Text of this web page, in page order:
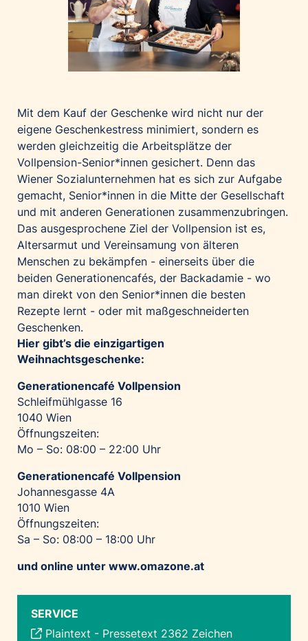
Mit dem Kauf der Geschenke wird nicht nur der
eigene Geschenkestress minimiert, sondern es
werden gleichzeitig die Arbeitsplätze der
Vollpension-Senior*innen gesichert. Denn das
Wiener Sozialunternehmen hat es sich zur Aufgabe
gemacht, Senior*innen in die Mitte der Gesellschaft
und mit anderen Generationen zusammenzubringen.
Das ausgesprochene Ziel der Vollpension ist es,
Altersarmut und Vereinsamung von älteren
Menschen zu bekämpfen - einerseits über die
beiden Generationencafés, der Backadamie - wo
man direkt von den Senior*innen die besten
Rezepte lernt - oder mit maßgeschneiderten
Geschenken.
Hier gibt’s die einzigartigen
Weihnachtsgeschenke:
Generationencafé Vollpension
Schleifmühlgasse 16
1040 Wien
Öffnungszeiten:
Mo – So: 08:00 – 22:00 Uhr
Generationencafé Vollpension
Johannesgasse 4A
1010 Wien
Öffnungszeiten:
Sa – So: 08:00 – 18:00 Uhr
und online unter www.omazone.at
SERVICE
Plaintext - Pressetext 2362 Zeichen